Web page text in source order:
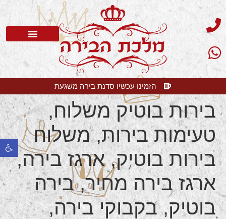
הזמינו עכשיו סדנת בירה משגעת
בירות בוטיק משלוח,
טעימות בירות, משלוח
בירות בוטיק, ארגז בירה,
ארגז בירה מחיר, בירה
בוטיק, בקבוקי בירה,